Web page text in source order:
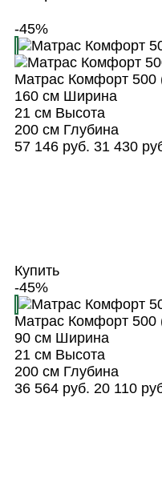
-45%
Матрас Комфорт 500
160 смШирина
21 смВысота
200 смГлубина
57 146 руб. 31 430
Купить
-45%
Матрас Комфорт 500
90 смШирина
21 смВысота
200 смГлубина
36 564 руб. 20 110